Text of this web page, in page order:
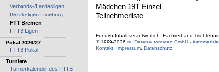
Verbands-/Landesligen
Bezirksligen Lüneburg
FTT Bremen
FTTB Ligen
Pokal 2026/27
FTTB Pokal
Turniere
Turnierkalender des FTTB
Mädchen 19T Einzel
Teilnehmerliste
Für den Inhalt verantwortlich: Fachverband
© 1999-2026 nu Datenautomaten GmbH -
Kontakt
Impressum Datenschutz